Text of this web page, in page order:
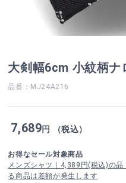
大剣幅6cm 小紋柄ナ
品番：MJ24A216
7,689円 （税込）
お得なセール対象商品
メンズシャツ｜4,389円(税込)の
る商品は差額が発生します